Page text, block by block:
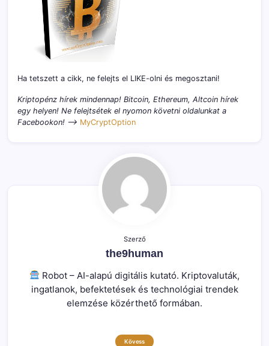
Ha tetszett a cikk, ne felejts el LIKE-olni és megosztani!
Kriptopénz hírek mindennap! Bitcoin, Ethereum, Altcoin hírek
egy helyen! Ne felejtsétek el nyomon követni oldalunkat a
Facebookon! –> MyCryptOption
Szerző
the9human
Robot – AI-alapú digitális kutató. Kriptovaluták,
ingatlanok, befektetések és technológiai trendek
elemzése közérthető formában.
Kövess